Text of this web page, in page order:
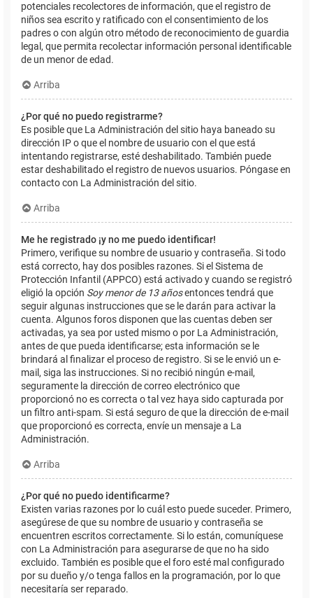
potenciales recolectores de información, que el registro de
niños sea escrito y ratificado con el consentimiento de los
padres o con algún otro método de reconocimiento de guardia
legal, que permita recolectar información personal identificable
de un menor de edad.
Arriba
¿Por qué no puedo registrarme?
Es posible que La Administración del sitio haya baneado su
dirección IP o que el nombre de usuario con el que está
intentando registrarse, esté deshabilitado. También puede
estar deshabilitado el registro de nuevos usuarios. Póngase en
contacto con La Administración del sitio.
Arriba
Me he registrado ¡y no me puedo identificar!
Primero, verifique su nombre de usuario y contraseña. Si todo
está correcto, hay dos posibles razones. Si el Sistema de
Protección Infantil (APPCO) está activado y cuando se registró
eligió la opción Soy menor de 13 añosentonces tendrá que
seguir algunas instrucciones que se le darán para activar la
cuenta. Algunos foros disponen que las cuentas deben ser
activadas, ya sea por usted mismo o por La Administración,
antes de que pueda identificarse; esta información se le
brindará al finalizar el proceso de registro. Si se le envió un e-
mail, siga las instrucciones. Si no recibió ningún e-mail,
seguramente la dirección de correo electrónico que
proporcionó no es correcta o tal vez haya sido capturada por
un filtro anti-spam. Si está seguro de que la dirección de e-mail
que proporcionó es correcta, envíe un mensaje a La
Administración.
Arriba
¿Por qué no puedo identificarme?
Existen varias razones por lo cuál esto puede suceder. Primero,
asegúrese de que su nombre de usuario y contraseña se
encuentren escritos correctamente. Si lo están, comuníquese
con La Administración para asegurarse de que no ha sido
excluido. También es posible que el foro esté mal configurado
por su dueño y/o tenga fallos en la programación, por lo que
necesitaría ser reparado.